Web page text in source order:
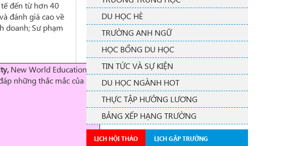
đến từ hơn 40
đánh giá cao về
doanh; Sư phạm
New World Education
những thắc mắc của học
DU HỌC HÈ
TRƯỜNG ANH NGỮ
HỌC BỔNG DU HỌC
TIN TỨC VÀ SỰ KIỆN
DU HỌC NGÀNH HOT
THỰC TẬP HƯỞNG LƯƠNG
BẢNG XẾP HẠNG TRƯỜNG
LỊCH HỘI THẢO LỊCH GẶP TRƯỜNG